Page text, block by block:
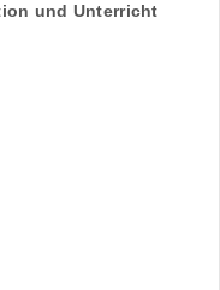
und Unterricht